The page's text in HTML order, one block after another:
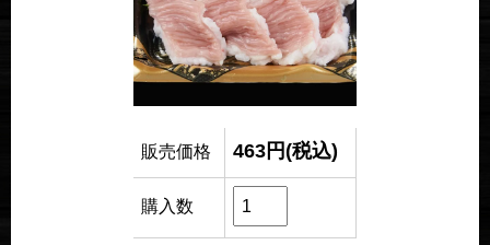
販売価格 463円(税込)
購入数